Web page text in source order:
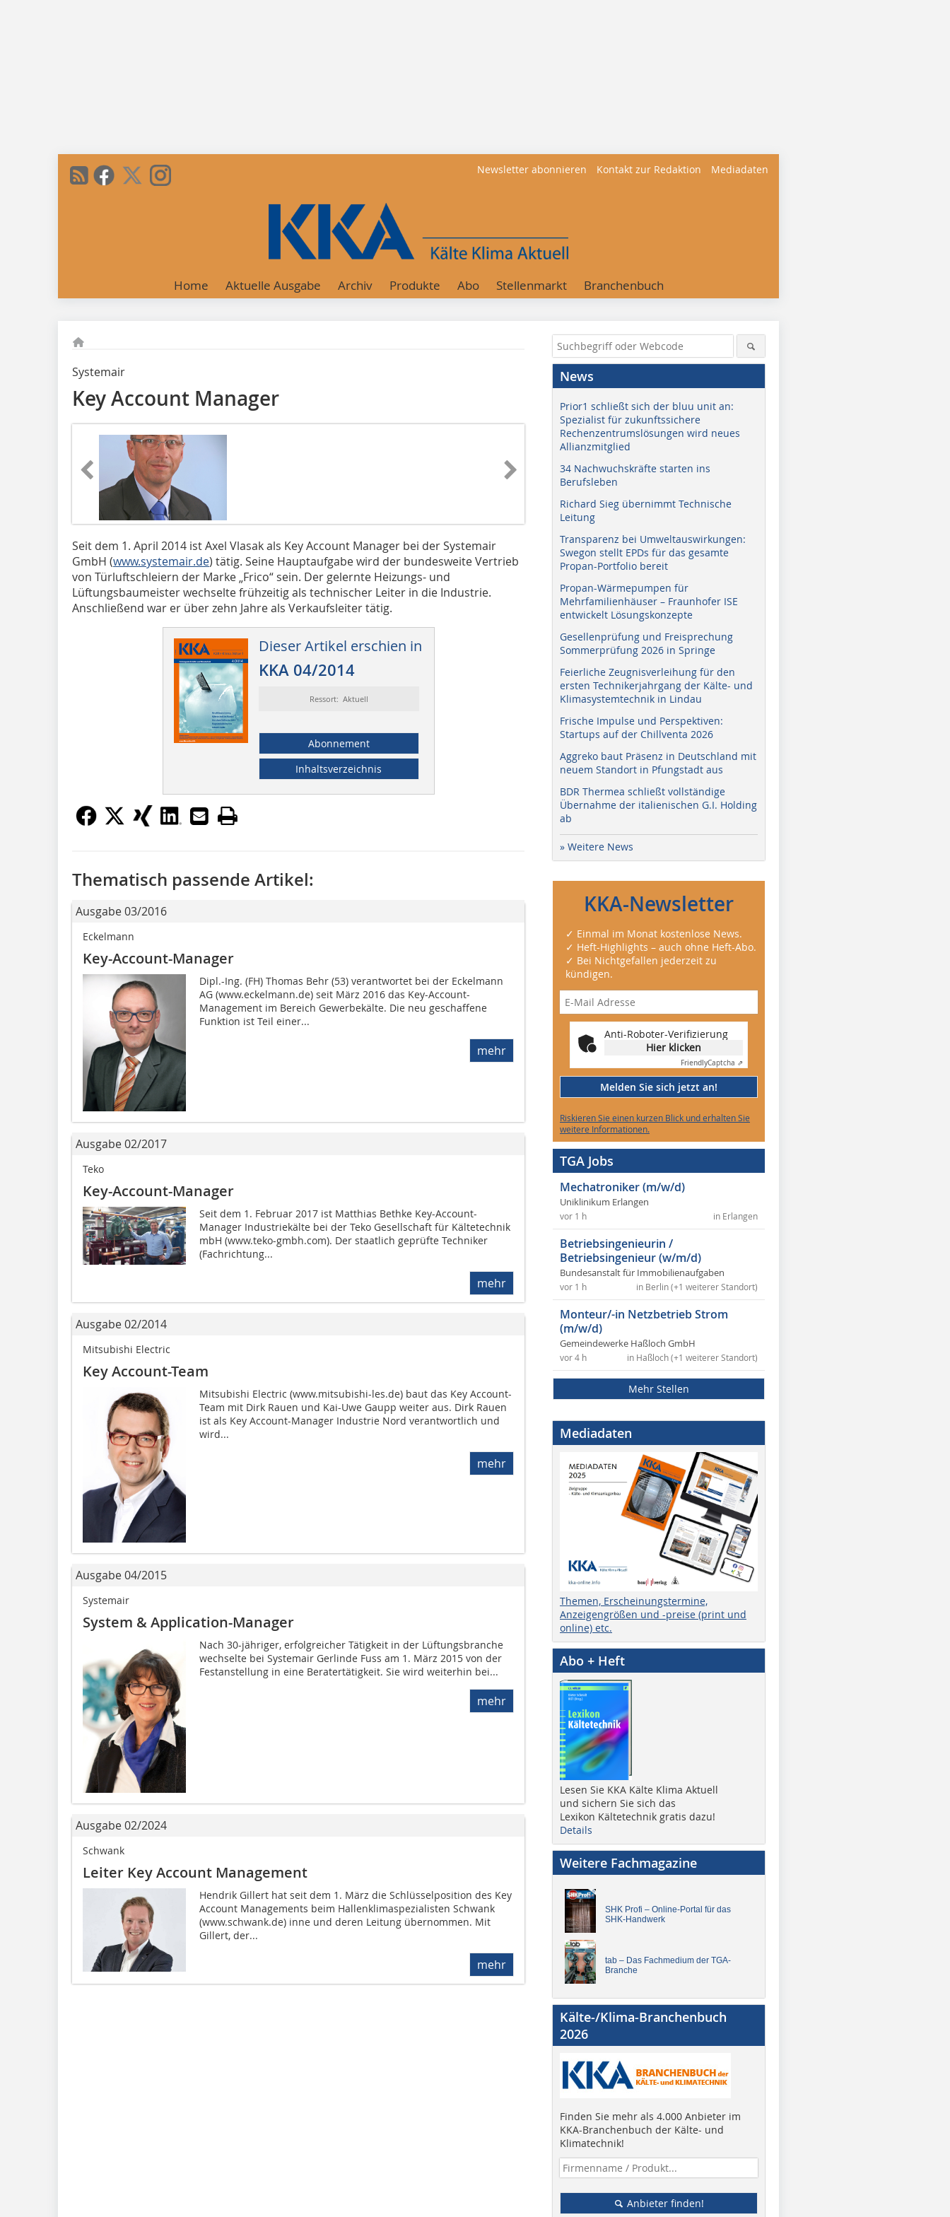
Newsletter abonnieren Kontakt zur Redaktion Mediadaten
Home Aktuelle Ausgabe Archiv Produkte Abo Stellenmarkt Branchenbuch
Systemair
Key Account Manager
Seit dem 1. April 2014 ist Axel Vlasak als Key Account Manager bei der Systemair
GmbH (www.systemair.de) tätig. Seine Hauptaufgabe wird der bundesweite Vertrieb
von Türluftschleiern der Marke „Frico“ sein. Der gelernte Heizungs- und
Lüftungsbaumeister wechselte frühzeitig als technischer Leiter in die Industrie.
Anschließend war er über zehn Jahre als Verkaufsleiter tätig.
Dieser Artikel erschien in
KKA 04/2014
Ressort: Aktuell
Abonnement
Inhaltsverzeichnis
Thematisch passende Artikel:
Ausgabe 03/2016
Eckelmann
Key-Account-Manager
Dipl.-Ing. (FH) Thomas Behr (53) verantwortet bei der Eckelmann
AG (www.eckelmann.de) seit März 2016 das Key-Account-
Management im Bereich Gewerbekälte. Die neu geschaffene
Funktion ist Teil einer...
mehr
Ausgabe 02/2017
Teko
Key-Account-Manager
Seit dem 1. Februar 2017 ist Matthias Bethke Key-Account-
Manager Industriekälte bei der Teko Gesellschaft für Kältetechnik
mbH (www.teko-gmbh.com). Der staatlich geprüfte Techniker
(Fachrichtung...
mehr
Ausgabe 02/2014
Mitsubishi Electric
Key Account-Team
Mitsubishi Electric (www.mitsubishi-les.de) baut das Key Account-
Team mit Dirk Rauen und Kai-Uwe Gaupp weiter aus. Dirk Rauen
ist als Key Account-Manager Industrie Nord verantwortlich und
wird...
mehr
Ausgabe 04/2015
Systemair
System & Application-Manager
Nach 30-jähriger, erfolgreicher Tätigkeit in der Lüftungsbranche
wechselte bei Sys­temair Gerlinde Fuss am 1. März 2015 von der
Festanstellung in eine Beratertätigkeit. Sie wird weiterhin bei...
mehr
Ausgabe 02/2024
Schwank
Leiter Key Account Management
Hendrik Gillert hat seit dem 1. März die Schlüsselposition des Key
Account Managements beim Hallenklimaspezialisten Schwank
(www.schwank.de) inne und deren Leitung übernommen. Mit
Gillert, der...
mehr
News
Prior1 schließt sich der bluu unit an:
Spezialist für zukunftssichere
Rechenzentrumslösungen wird neues
Allianzmitglied
34 Nachwuchskräfte starten ins
Berufsleben
Richard Sieg übernimmt Technische
Leitung
Transparenz bei Umweltauswirkungen:
Swegon stellt EPDs für das gesamte
Propan-Portfolio bereit
Propan-Wärmepumpen für
Mehrfamilienhäuser – Fraunhofer ISE
entwickelt Lösungskonzepte
Gesellenprüfung und Freisprechung
Sommerprüfung 2026 in Springe
Feierliche Zeugnisverleihung für den
ersten Technikerjahrgang der Kälte- und
Klimasystemtechnik in Lindau
Frische Impulse und Perspektiven:
Startups auf der Chillventa 2026
Aggreko baut Präsenz in Deutschland mit
neuem Standort in Pfungstadt aus
BDR Thermea schließt vollständige
Übernahme der italienischen G.I. Holding
ab
» Weitere News
KKA-Newsletter
✓ Einmal im Monat kostenlose News.
✓ Heft-Highlights – auch ohne Heft-Abo.
✓ Bei Nichtgefallen jederzeit zu
kündigen.
Anti-Roboter-Verifizierung
Hier klicken
FriendlyCaptcha ⇗
Melden Sie sich jetzt an!
Riskieren Sie einen kurzen Blick und erhalten Sie
weitere Informationen.
TGA Jobs
Mechatroniker (m/w/d)
Uniklinikum Erlangen
in Erlangen
vor 1 h
Betriebsingenieurin /
Betriebsingenieur (w/m/d)
Bundesanstalt für Immobilienaufgaben
in Berlin (+1 weiterer Standort)
vor 1 h
Monteur/-in Netzbetrieb Strom
(m/w/d)
Gemeindewerke Haßloch GmbH
in Haßloch (+1 weiterer Standort)
vor 4 h
Mehr Stellen
Mediadaten
Themen, Erscheinungstermine,
Anzeigengrößen und -preise (print und
online) etc.
Abo + Heft
Lesen Sie KKA Kälte Klima Aktuell
und sichern Sie sich das
Lexikon Kältetechnik gratis dazu!
Details
Weitere Fachmagazine
SHK Profi – Online-Portal für das
SHK-Handwerk
tab – Das Fachmedium der TGA-
Branche
Kälte-/Klima-Branchenbuch
2026
Finden Sie mehr als 4.000 Anbieter im
KKA-Branchenbuch der Kälte- und
Klimatechnik!
Anbieter finden!